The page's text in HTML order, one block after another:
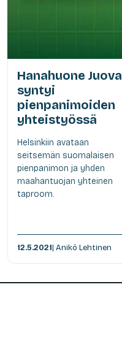
Hanahuone Juova
syntyi
pienpanimoiden
yhteistyössä
Helsinkiin avataan
seitsemän suomalaisen
pienpanimon ja yhden
maahantuojan yhteinen
taproom.
12.5.2021| Anikó Lehtinen